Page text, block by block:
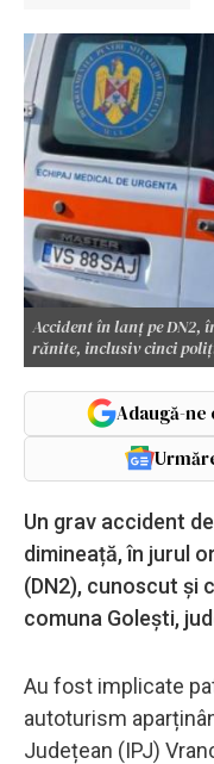
Accident în lanț pe DN2,
rănite, inclusiv cinci
Adaugă-ne
Un grav accident
dimineață, în jurul
(DN2), cunoscut și
comuna Golești,
Au fost implicate
autoturism
Județean (IPJ)